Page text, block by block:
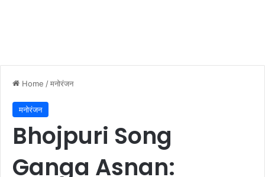
Home /मनोरंजन
मनोरंजन
Bhojpuri Song
Ganga Asnan: